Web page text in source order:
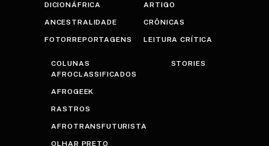
DICIONÁFRICA
ANCESTRALIDADE
FOTORREPORTAGENS
ARTIGO
CRÔNICAS
LEITURA CRÍTICA
COLUNAS
AFROCLASSIFICADOS
AFROGEEK
RASTROS
AFROTRANSFUTURISTA
OLHAR PRETO
STORIES